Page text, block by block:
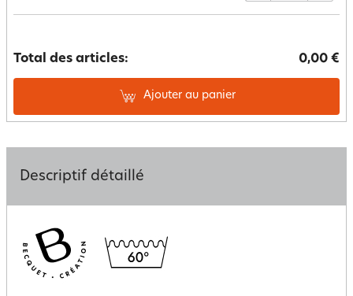
Total des articles: 0,00 €
Ajouter au panier
Descriptif détaillé